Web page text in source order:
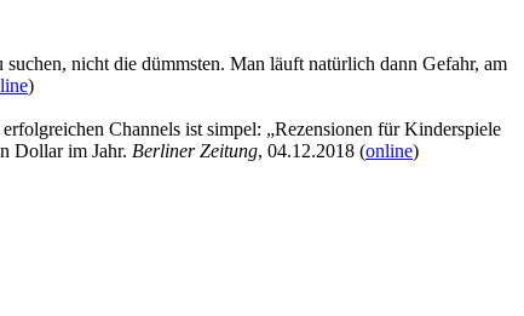
nicht die dümmsten. Man läuft natürlich dann Gefahr, am
)
Channels ist simpel: „Rezensionen für Kinderspiele
Dollar im Jahr. Berliner Zeitung, 04.12.2018 (online)